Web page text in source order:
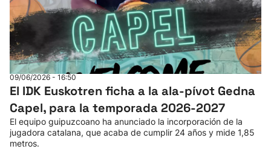
09/06/2026 - 16:50
El IDK Euskotren ficha a la ala-pívot Gedna
Capel, para la temporada 2026-2027
El equipo guipuzcoano ha anunciado la incorporación de la
jugadora catalana, que acaba de cumplir 24 años y mide 1,85
metros.